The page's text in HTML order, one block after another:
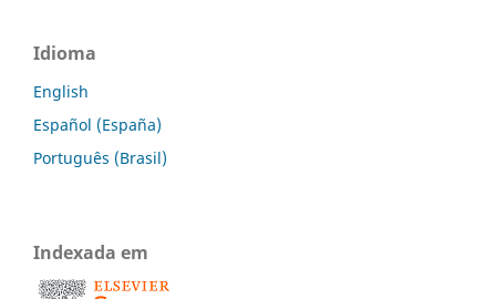
Idioma
English
Español (España)
Português (Brasil)
Indexada em